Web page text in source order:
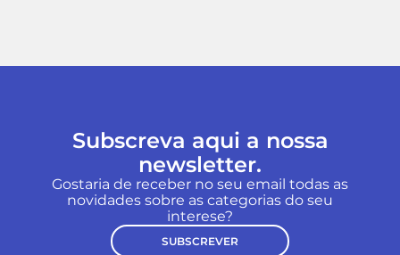
Subscreva aqui a nossa
newsletter.
Gostaria de receber no seu email todas as
novidades sobre as categorias do seu
interese?
SUBSCREVER